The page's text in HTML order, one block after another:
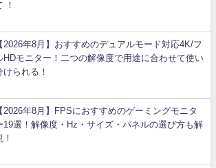
！
2026年8月】おすすめのデュアルモード対応4K/フ
HDモニター！二つの解像度で用途に合わせて使い
けられる！
2026年8月】FPSにおすすめのゲーミングモニタ
19選！解像度・Hz・サイズ・パネルの選び方も解
！